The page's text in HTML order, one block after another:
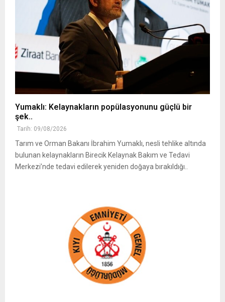
Yumaklı: Kelaynakların popülasyonunu güçlü bir
şek..
Tarih: 09/08/2026
Tarım ve Orman Bakanı İbrahim Yumaklı, nesli tehlike altında
bulunan kelaynakların Birecik Kelaynak Bakım ve Tedavi
Merkezi’nde tedavi edilerek yeniden doğaya bırakıldığı..